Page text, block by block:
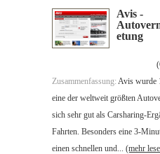
Avis -
etung
Zusammenfassung: Avis wurde
eine der weltweit größten
sich sehr gut als Carsharing-
Fahrten. Besonders eine 3-
einen schnellen und... (mehr